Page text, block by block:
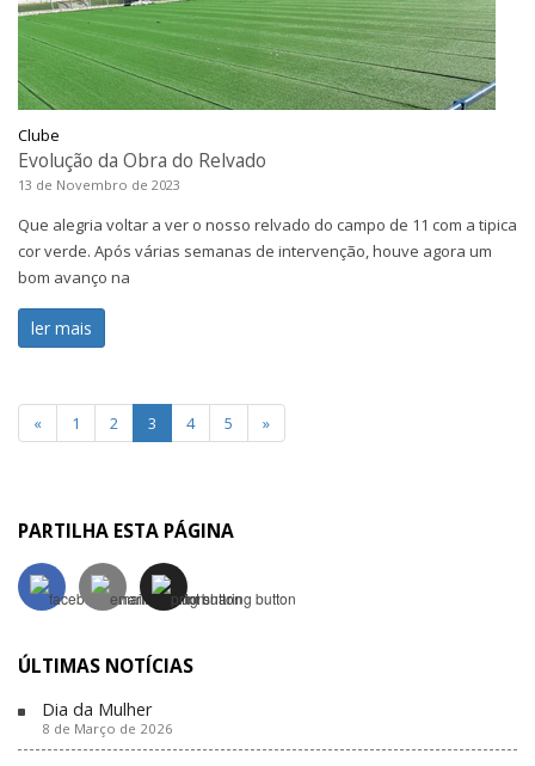
Clube
Evolução da Obra do Relvado
13 de Novembro de 2023
Que alegria voltar a ver o nosso relvado do campo de 11 com a tipica
cor verde. Após várias semanas de intervenção, houve agora um
bom avanço na
ler mais
« 1 2 3 4 5 »
PARTILHA ESTA PÁGINA
ÚLTIMAS NOTÍCIAS
Dia da Mulher
8 de Março de 2026